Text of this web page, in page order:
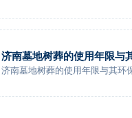
综合考虑。一个合适的墓地，不
葬需求，也要方便未来家属祭扫
济南墓地树葬的使用年限与
何关联？
济南墓地树葬的使用年限与其环
核心，而是依托生态系统实现长